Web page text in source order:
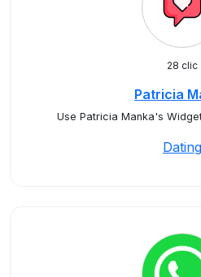
28 clic
Patricia
Use Patricia Manka's
Dating